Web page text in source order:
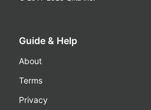
Guide & Help
About
Terms
Privacy